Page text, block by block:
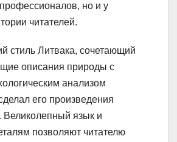
но и у
читателей.
стиль Литвака, сочетающий
описания природы с
анализом
его произведения
Великолепный язык и
позволяют читателю